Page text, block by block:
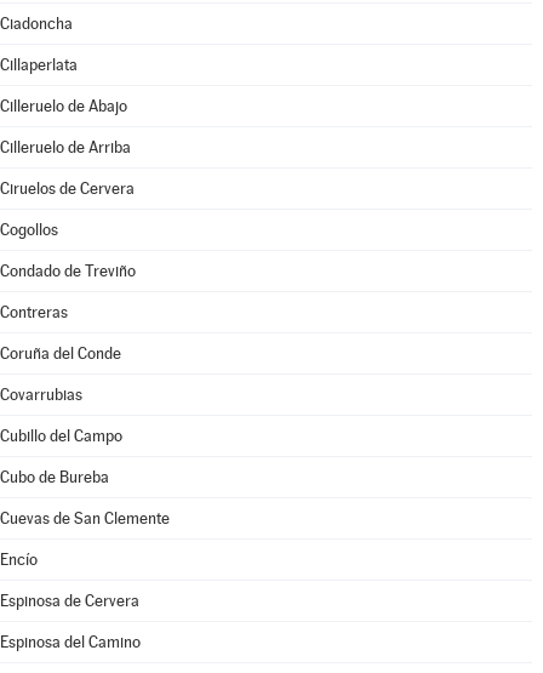
Ciadoncha
Cillaperlata
Cilleruelo de Abajo
Cilleruelo de Arriba
Ciruelos de Cervera
Cogollos
Condado de Treviño
Contreras
Coruña del Conde
Covarrubias
Cubillo del Campo
Cubo de Bureba
Cuevas de San Clemente
Encío
Espinosa de Cervera
Espinosa del Camino